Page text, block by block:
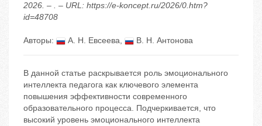
2026. – . – URL: https://e-koncept.ru/2026/0.htm?
id=48708
Авторы: А. Н. Евсеева, В. Н. Антонова
В данной статье раскрывается роль эмоционального
интеллекта педагога как ключевого элемента
повышения эффективности современного
образовательного процесса. Подчеркивается, что
высокий уровень эмоционального интеллекта